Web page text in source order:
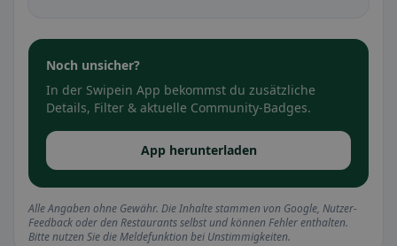
Noch unsicher?
In der Swipein App bekommst du zusätzliche
Details, Filter & aktuelle Community-Badges.
App herunterladen
Alle Angaben ohne Gewähr. Die Inhalte stammen von Google, Nutzer-
Feedback oder den Restaurants selbst und können Fehler enthalten.
Bitte nutzen Sie die Meldefunktion bei Unstimmigkeiten.